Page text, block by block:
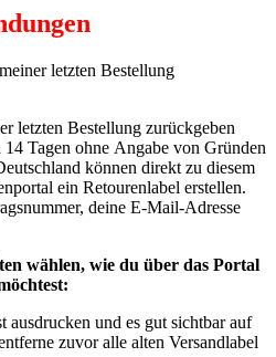
letzten Bestellung
letzten Bestellung zurückgeben
Tagen ohne Angabe von Gründen
können direkt zu diesem
ein Retourenlabel erstellen.
deine E-Mail-Adresse
wählen, wie du über das Portal
ausdrucken und es gut sichtbar auf
zuvor alle alten Versandlabel